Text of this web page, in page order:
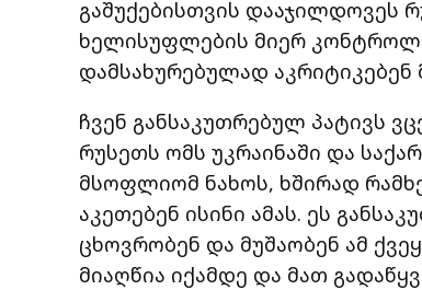
გაშუქებისთვის დააჯილდოვეს
ხელისუფლების მიერ
დამსახურებულად
ჩვენ განსაკუთრებულ პატივს
რუსეთს ომს უკრაინაში და
მსოფლიომ ნახოს, ხშირად
აკეთებენ ისინი ამას. ეს
ცხოვრობენ და მუშაობენ ამ
მიაღწია იქამდე და მათ